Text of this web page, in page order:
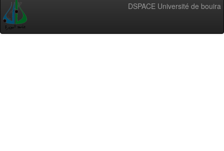
DSPACE Université de bouira